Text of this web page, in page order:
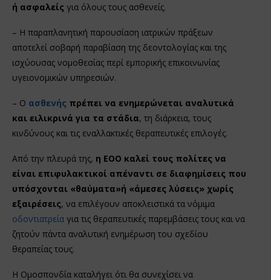
ή ασφαλείς για όλους τους ασθενείς.
– Η παραπλανητική παρουσίαση ιατρικών πράξεων
αποτελεί σοβαρή παραβίαση της δεοντολογίας και της
ισχύουσας νομοθεσίας περί εμπορικής επικοινωνίας
υγειονομικών υπηρεσιών.
– Ο ασθενής πρέπει να ενημερώνεται αναλυτικά
και ειλικρινά για τα στάδια, τη διάρκεια, τους
κινδύνους και τις εναλλακτικές θεραπευτικές επιλογές.
Από την πλευρά της, η ΕΟΟ καλεί τους πολίτες να
είναι επιφυλακτικοί απέναντι σε διαφημίσεις που
υπόσχονται «θαύματα»ή «άμεσες λύσεις» χωρίς
εξαιρέσεις, να επιλέγουν αποκλειστικά τα νόμιμα
οδοντιατρεία για τις θεραπευτικές παρεμβάσεις τους και να
ζητούν πάντα αναλυτική ενημέρωση του σχεδίου
θεραπείας τους.
Η Ομοσπονδία καταλήγει ότι θα συνεχίσει να